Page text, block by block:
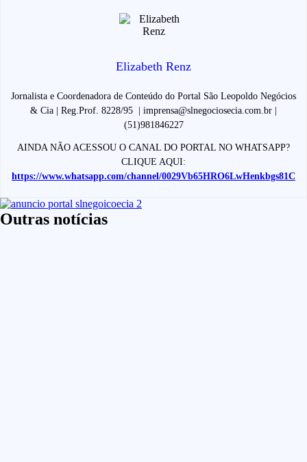
Elizabeth Renz
Jornalista e Coordenadora de Conteúdo do Portal São Leopoldo Negócios
& Cia | Reg.Prof. 8228/95 | imprensa@slnegociosecia.com.br |
(51)981846227
AINDA NÃO ACESSOU O CANAL DO PORTAL NO WHATSAPP?
CLIQUE AQUI:
https://www.whatsapp.com/channel/0029Vb65HRO6LwHenkbgs81C
Outras notícias